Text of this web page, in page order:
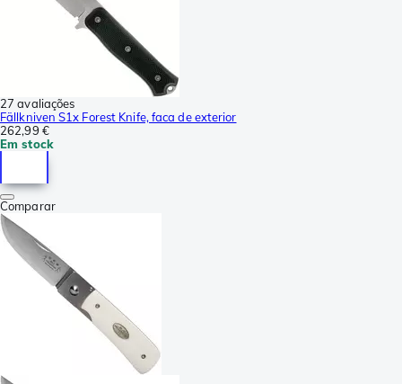
27 avaliações
Fällkniven S1x Forest Knife, faca de exterior
262,99 €
Em stock
Comparar